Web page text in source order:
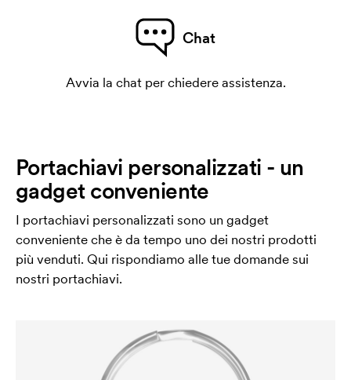
Chat
Avvia la chat per chiedere assistenza.
Portachiavi personalizzati - un
gadget conveniente
I portachiavi personalizzati sono un gadget
conveniente che è da tempo uno dei nostri prodotti
più venduti. Qui rispondiamo alle tue domande sui
nostri portachiavi.